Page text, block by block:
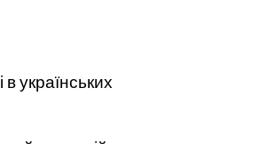
українських